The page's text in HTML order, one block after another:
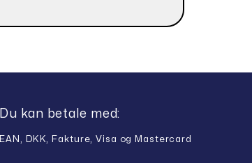
Du kan betale med:
EAN, DKK, Fakture, Visa og Mastercard